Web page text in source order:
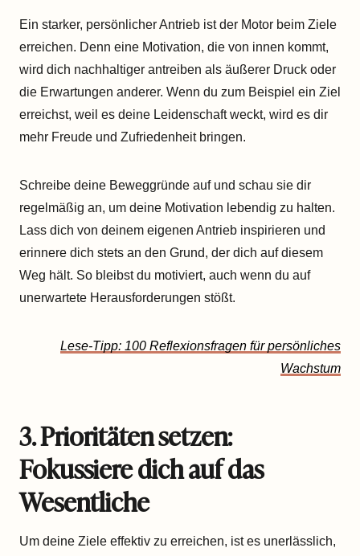
Ein starker, persönlicher Antrieb ist der Motor beim Ziele
erreichen. Denn eine Motivation, die von innen kommt,
wird dich nachhaltiger antreiben als äußerer Druck oder
die Erwartungen anderer. Wenn du zum Beispiel ein Ziel
erreichst, weil es deine Leidenschaft weckt, wird es dir
mehr Freude und Zufriedenheit bringen.
Schreibe deine Beweggründe auf und schau sie dir
regelmäßig an, um deine Motivation lebendig zu halten.
Lass dich von deinem eigenen Antrieb inspirieren und
erinnere dich stets an den Grund, der dich auf diesem
Weg hält. So bleibst du motiviert, auch wenn du auf
unerwartete Herausforderungen stößt.
Lese-Tipp: 100 Reflexionsfragen für persönliches
Wachstum
3. Prioritäten setzen:
Fokussiere dich auf das
Wesentliche
Um deine Ziele effektiv zu erreichen, ist es unerlässlich,